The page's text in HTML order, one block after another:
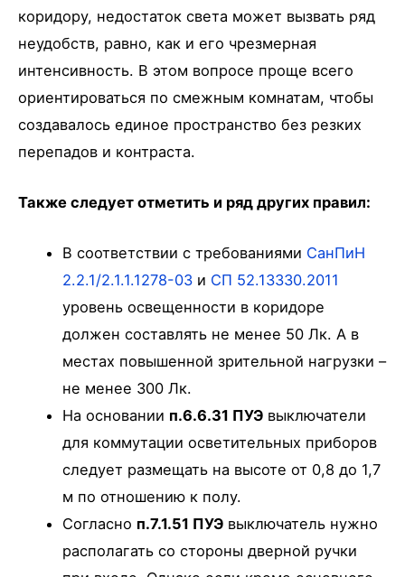
коридору, недостаток света может вызвать ряд
неудобств, равно, как и его чрезмерная
интенсивность. В этом вопросе проще всего
ориентироваться по смежным комнатам, чтобы
создавалось единое пространство без резких
перепадов и контраста.
Также следует отметить и ряд других правил:
В соответствии с требованиями СанПиН
2.2.1/2.1.1.1278-03 и СП 52.13330.2011
уровень освещенности в коридоре
должен составлять не менее 50 Лк. А в
местах повышенной зрительной нагрузки –
не менее 300 Лк.
На основании п.6.6.31 ПУЭ выключатели
для коммутации осветительных приборов
следует размещать на высоте от 0,8 до 1,7
м по отношению к полу.
Согласно п.7.1.51 ПУЭ выключатель нужно
располагать со стороны дверной ручки